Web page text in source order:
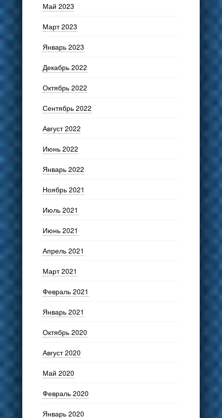
Май 2023
Март 2023
Январь 2023
Декабрь 2022
Октябрь 2022
Сентябрь 2022
Август 2022
Июнь 2022
Январь 2022
Ноябрь 2021
Июль 2021
Июнь 2021
Апрель 2021
Март 2021
Февраль 2021
Январь 2021
Октябрь 2020
Август 2020
Май 2020
Февраль 2020
Январь 2020